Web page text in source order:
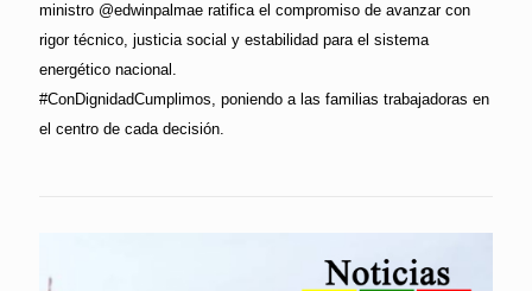
ministro @edwinpalmae ratifica el compromiso de avanzar con
rigor técnico, justicia social y estabilidad para el sistema
energético nacional.
#ConDignidadCumplimos, poniendo a las familias trabajadoras en
el centro de cada decisión.